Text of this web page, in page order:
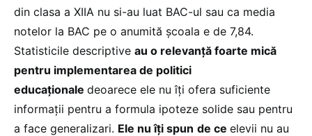
din clasa a XIIA nu si-au luat BAC-ul sau ca media
notelor la BAC pe o anumită școala e de 7,84.
Statisticile descriptive au o relevanță foarte mică
pentru implementarea de politici
educaționale deoarece ele nu îți ofera suficiente
informații pentru a formula ipoteze solide sau pentru
a face generalizari. Ele nu îți spun de ce elevii nu au